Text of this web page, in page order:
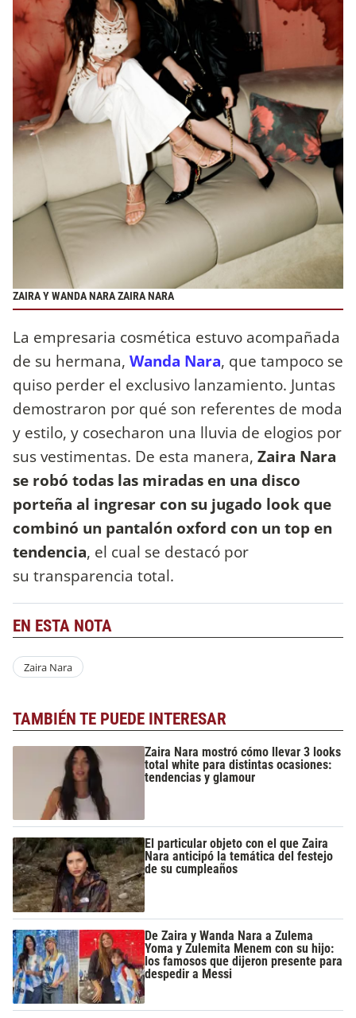
ZAIRA Y WANDA NARA ZAIRA NARA
La empresaria cosmética estuvo acompañada
de su hermana, Wanda Nara, que tampoco se
quiso perder el exclusivo lanzamiento. Juntas
demostraron por qué son referentes de moda
y estilo, y cosecharon una lluvia de elogios por
sus vestimentas. De esta manera, Zaira Nara
se robó todas las miradas en una disco
porteña al ingresar con su jugado look que
combinó un pantalón oxford con un top en
tendencia, el cual se destacó por
su transparencia total.
EN ESTA NOTA
Zaira Nara
TAMBIÉN TE PUEDE INTERESAR
Zaira Nara mostró cómo llevar 3 looks
total white para distintas ocasiones:
tendencias y glamour
El particular objeto con el que Zaira
Nara anticipó la temática del festejo
de su cumpleaños
De Zaira y Wanda Nara a Zulema
Yoma y Zulemita Menem con su hijo:
los famosos que dijeron presente para
despedir a Messi